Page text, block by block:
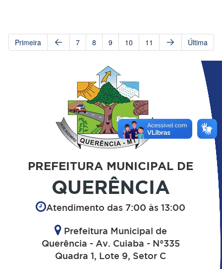
Primeira 7 8 9 10 11 Última
PREFEITURA MUNICIPAL DE
QUERÊNCIA
Atendimento das 7:00 às 13:00
Prefeitura Municipal de
Querência - Av. Cuiaba - N°335
Quadra 1, Lote 9, Setor C